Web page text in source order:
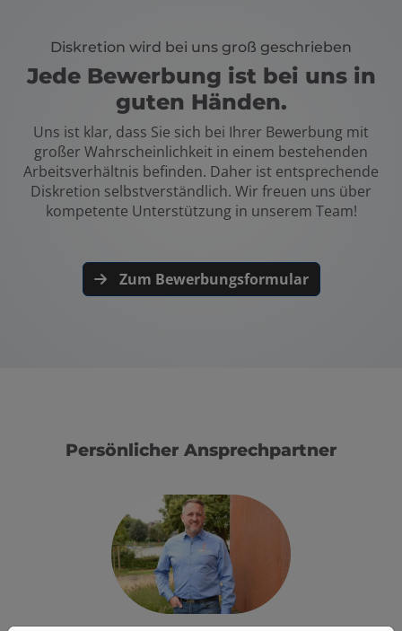
Diskretion wird bei uns groß geschrieben
Jede Bewerbung ist bei uns in
guten Händen.
Uns ist klar, dass Sie sich bei Ihrer Bewerbung mit
großer Wahrscheinlichkeit in einem bestehenden
Arbeitsverhältnis befinden. Daher ist entsprechende
Diskretion selbstverständlich. Wir freuen uns über
kompetente Unterstützung in unserem Team!
Zum Bewerbungsformular
Persönlicher Ansprechpartner